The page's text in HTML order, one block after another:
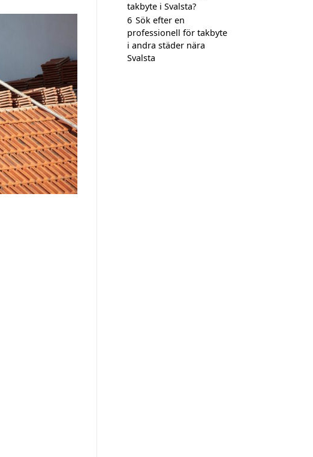
takbyte i Svalsta?
6 Sök efter en
professionell för takbyte
i andra städer nära
Svalsta